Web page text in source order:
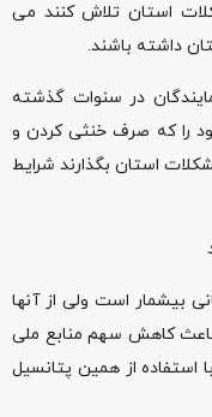
استان تلاش کنند می
داشته باشند.
در سنوات گذشته
خود را که صرف خنثی کردن و
استان بگذارند شرایط
بیشمار است ولی از آنها
کاهش سهم منابع ملی
از همین پتانسیل